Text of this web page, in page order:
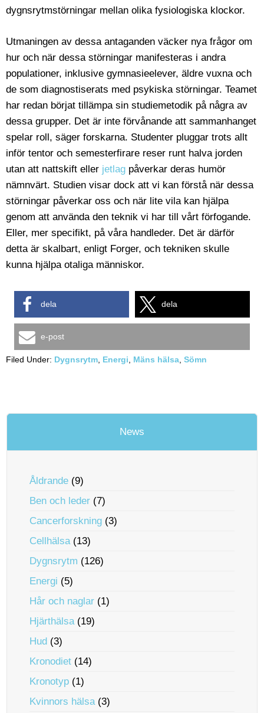
dygnsrytmstörningar mellan olika fysiologiska klockor.
Utmaningen av dessa antaganden väcker nya frågor om
hur och när dessa störningar manifesteras i andra
populationer, inklusive gymnasieelever, äldre vuxna och
de som diagnostiserats med psykiska störningar. Teamet
har redan börjat tillämpa sin studiemetodik på några av
dessa grupper. Det är inte förvånande att sammanhanget
spelar roll, säger forskarna. Studenter pluggar trots allt
inför tentor och semesterfirare reser runt halva jorden
utan att nattskift eller jetlag påverkar deras humör
nämnvärt. Studien visar dock att vi kan förstå när dessa
störningar påverkar oss och när lite vila kan hjälpa
genom att använda den teknik vi har till vårt förfogande.
Eller, mer specifikt, på våra handleder. Det är därför
detta är skalbart, enligt Forger, och tekniken skulle
kunna hjälpa otaliga människor.
dela dela
e-post
Filed Under: Dygnsrytm Energi Mäns hälsa Sömn
News
Åldrande (9)
Ben och leder (7)
Cancerforskning (3)
Cellhälsa(13)
Dygnsrytm (126)
Energi (5)
Hår och naglar (1)
Hjärthälsa(19)
Hud (3)
Kronodiet (14)
Kronotyp (1)
Kvinnors hälsa(3)